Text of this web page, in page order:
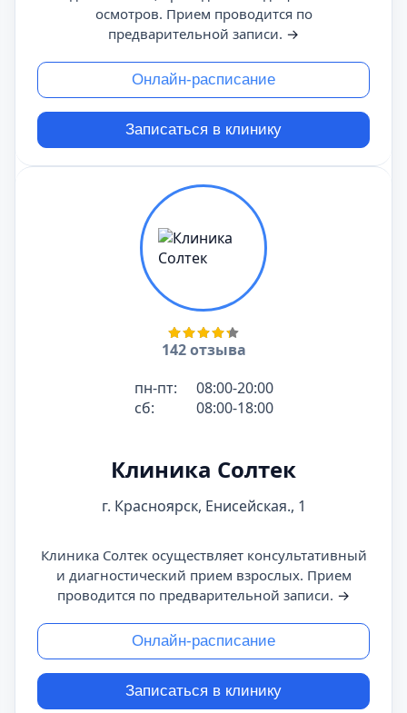
осмотров. Прием проводится по
предварительной записи. →
Онлайн-расписание
Записаться в клинику
142 отзыва
пн-пт:
08:00-20:00
сб:
08:00-18:00
Клиника Солтек
г. Красноярск, Енисейская., 1
Клиника Солтек осуществляет консультативный
и диагностический прием взрослых. Прием
проводится по предварительной записи. →
Онлайн-расписание
Записаться в клинику